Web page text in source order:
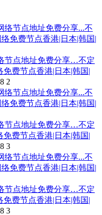
节点地址免费分享…不定
费节点香港|日本|韩国|
2
节点地址免费分享…不定
费节点香港|日本|韩国|
3
节点地址免费分享…不定
费节点香港|日本|韩国|
3